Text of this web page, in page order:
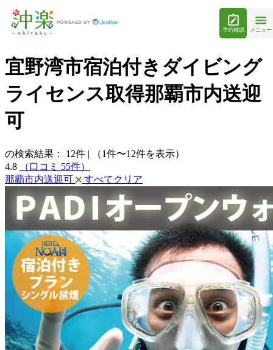
予約確認 メニュー
宜野湾市宿泊付きダイビング
ライセンス取得那覇市内送迎
可
の検索結果： 12件 |
（1件〜12件を表示）
4.8
（口コミ 55件）
那覇市内送迎可
すべてクリア